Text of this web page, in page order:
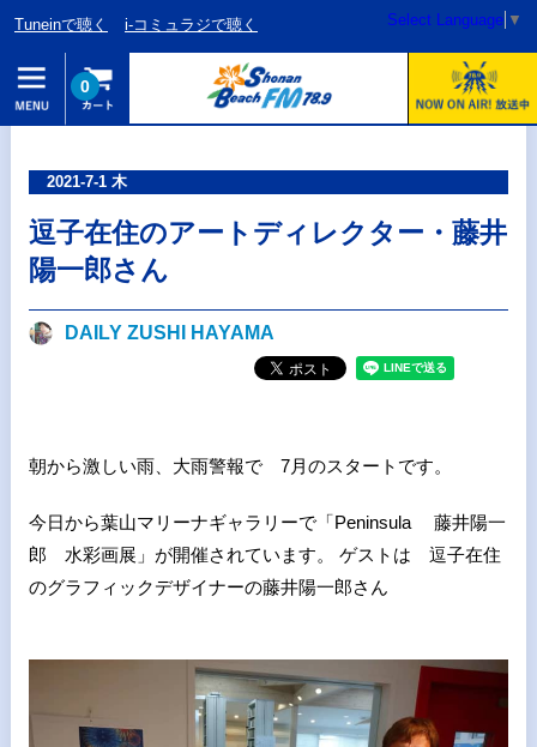
Tuneinで聴く i-コミュラジで聴く Select Language ▼
0
2021-7-1 木
逗子在住のアートディレクター・藤井
陽一郎さん
DAILY ZUSHI HAYAMA
朝から激しい雨、大雨警報で 7月のスタートです。
今日から葉山マリーナギャラリーで「Peninsula 藤井陽一
郎 水彩画展」が開催されています。 ゲストは 逗子在住
のグラフィックデザイナーの藤井陽一郎さん